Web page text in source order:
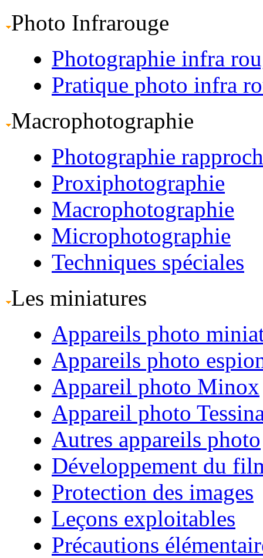
Photo Infrarouge
Photographie infra
Pratique photo infra
Macrophotographie
Photographie
Proxiphotographie
Macrophotographie
Microphotographie
Techniques spéciales
Les miniatures
Appareils photo
Appareils photo
Appareil photo Minox
Appareil photo
Autres appareils photo
Développement du
Protection des images
Leçons exploitables
Précautions